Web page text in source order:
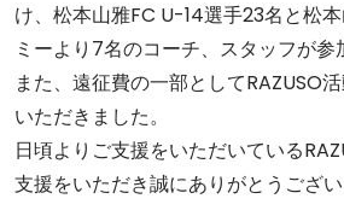
け、松本山雅FC U-14選手23名と松
ミーより7名のコーチ、スタッフが参
また、遠征費の一部としてRAZUSO
いただきました。
日頃よりご支援をいただいている
支援をいただき誠にありがとうござい